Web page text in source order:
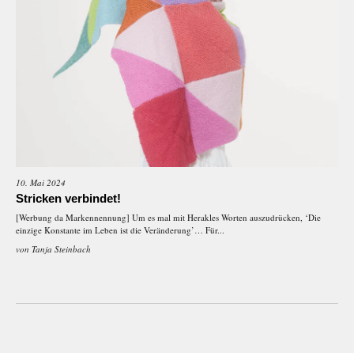
10. Mai 2024
Stricken verbindet!
[Werbung da Markennennung] Um es mal mit Herakles Worten auszudrücken, ‘Die
einzige Konstante im Leben ist die Veränderung’… Für...
von Tanja Steinbach